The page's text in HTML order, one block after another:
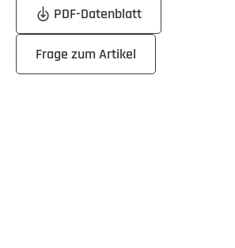
PDF-Datenblatt
Frage zum Artikel